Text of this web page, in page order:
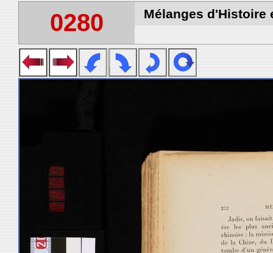
0280 Mélanges d'Histoire